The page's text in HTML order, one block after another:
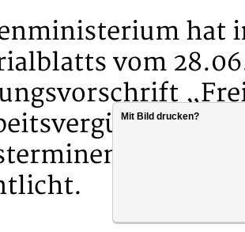
hat
vom
bei
aus
Mit Bild drucken?